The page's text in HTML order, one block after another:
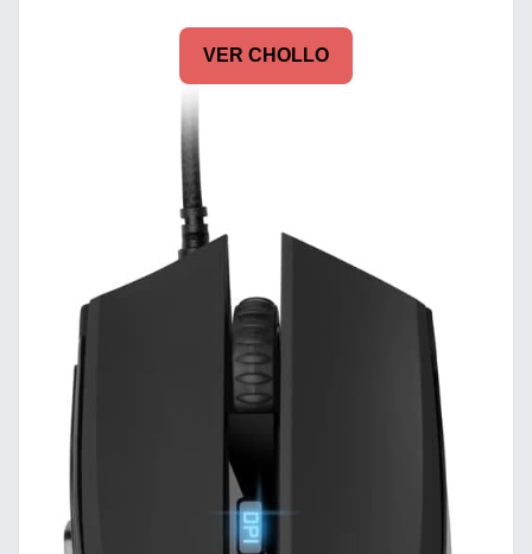
VER CHOLLO